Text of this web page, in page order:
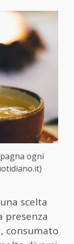
ogni
scelta
presenza
consumato